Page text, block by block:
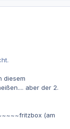
diesem
aber der 2.
(am